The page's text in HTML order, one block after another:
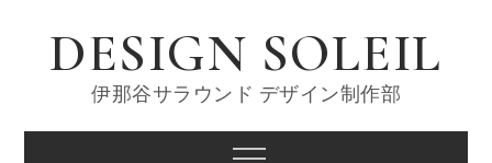
contentDESIGN SOLEIL
伊那谷サラウンド デザイン制作部
Menu